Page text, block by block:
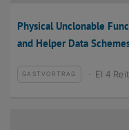
Physical Unclonable
and Helper Data
GASTVORTRAG EI 4